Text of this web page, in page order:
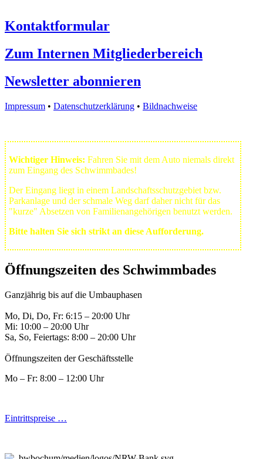
Kontaktformular
Zum Internen Mitgliederbereich
Newsletter abonnieren
Impressum • Datenschutzerklärung • Bildnachweise
Wichtiger Hinweis: Fahren Sie mit dem Auto niemals direkt
zum Eingang des Schwimmbades!
Der Eingang liegt in einem Landschafts­schutzgebiet bzw.
Park­anlage und der schmale Weg darf daher nicht für das
"kurze" Absetzen von Familienangehörigen benutzt werden.
Bitte halten Sie sich strikt an diese Aufforderung.
Öffnungszeiten des Schwimmbades
Ganzjährig bis auf die Umbauphasen
Mo, Di, Do, Fr: 6:15 – 20:00 Uhr
Mi: 10:00 – 20:00 Uhr
Sa, So, Feiertags: 8:00 – 20:00 Uhr
Öffnungszeiten der Geschäftsstelle
Mo – Fr: 8:00 – 12:00 Uhr
Eintrittspreise …